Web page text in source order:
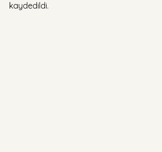
kaydedildi.